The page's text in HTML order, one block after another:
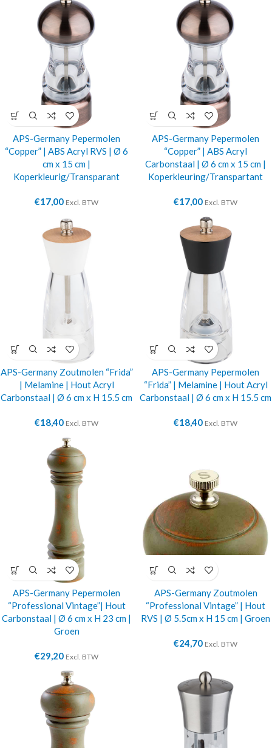
APS-Germany Pepermolen
“Copper” | ABS Acryl RVS | Ø 6
cm x 15 cm |
Koperkleurig/Transparant
€17,00 Excl. BTW
APS-Germany Pepermolen
“Copper” | ABS Acryl
Carbonstaal | Ø 6 cm x 15 cm |
Koperkleuring/Transpartant
€17,00 Excl. BTW
APS-Germany Zoutmolen “Frida”
| Melamine | Hout Acryl
Carbonstaal | Ø 6 cm x H 15.5 cm
€18,40 Excl. BTW
APS-Germany Pepermolen
“Frida” | Melamine | Hout Acryl
Carbonstaal | Ø 6 cm x H 15.5 cm
€18,40 Excl. BTW
APS-Germany Pepermolen
“Professional Vintage”| Hout
Carbonstaal | Ø 6 cm x H 23 cm |
Groen
€29,20 Excl. BTW
APS-Germany Zoutmolen
“Professional Vintage” | Hout
RVS | Ø 5.5cm x H 15 cm | Groen
€24,70 Excl. BTW